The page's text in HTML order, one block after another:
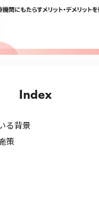
Index
る背景
策